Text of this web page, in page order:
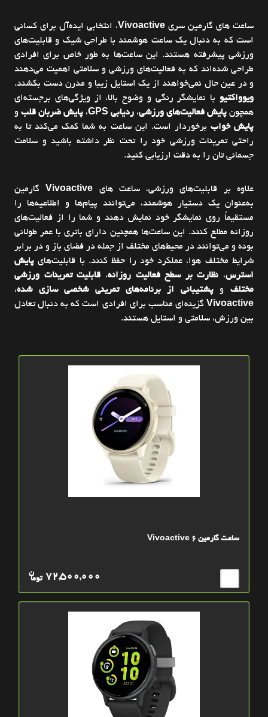
ساعت‌ هاي گارمين سري Vivoactive، انتخابي ايده‌آل براي کساني
است که به دنبال يک ساعت هوشمند با طراحي شيک و قابليت‌هاي
ورزشي پيشرفته هستند. اين ساعت‌ها به‌ طور خاص براي افرادي
طراحي شده‌اند که به فعاليت‌هاي ورزشي و سلامتي اهميت مي‌دهند
و در عين حال نمي‌خواهند از يک استايل زيبا و مدرن دست بکشند.
ويوواکتيو با نمايشگر رنگي و وضوح بالا، از ويژگي‌هاي برجسته‌اي
همچون پايش فعاليت‌هاي ورزشي، رديابي GPS ، پايش ضربان قلب و
پايش خواب برخوردار است. اين ساعت به شما کمک مي‌کند تا به
راحتي تمرينات ورزشي خود را تحت نظر داشته باشيد و سلامت
جسماني‌ تان را به دقت ارزيابي کنيد.
علاوه بر قابليت‌هاي ورزشي، ساعت‌ هاي Vivoactive گارمين
به‌عنوان يک دستيار هوشمند، مي‌توانند پيام‌ها و اطلاعيه‌ها را
مستقيماً روي نمايشگر خود نمايش دهند و شما را از فعاليت‌هاي
روزانه مطلع کنند. اين ساعت‌ها همچنين داراي باتري با عمر طولاني
بوده و مي‌توانند در محيط‌هاي مختلف از جمله در فضاي باز و در برابر
شرايط مختلف هوا، عملکرد خود را حفظ کنند. با قابليت‌هاي پايش
استرس، نظارت بر سطح فعاليت روزانه، قابليت تمرينات ورزشي
مختلف وپشتيباني از برنامه‌هاي تمريني شخصي‌ سازي‌ شده،
Vivoactive گزينه‌اي مناسب براي افرادي است که به دنبال تعادل
بين ورزش، سلامتي و استايل هستند.
ساعت گارمین Vivoactive 6
توما
ن 72,500,000